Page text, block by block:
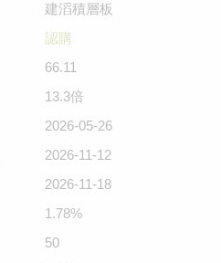
建滔積層板
認購
66.11
13.3倍
2026-05-26
2026-11-12
2026-11-18
1.78%
50